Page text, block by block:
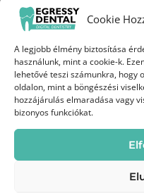
Cookie
A legjobb élmény biztosítása
használunk, mint a cookie-k.
lehetővé teszi számunkra, hogy
oldalon, mint a böngészési
hozzájárulás elmaradása vagy
bizonyos funkciókat.
Próbáld ki
Augusztus 3-19.
Most
45